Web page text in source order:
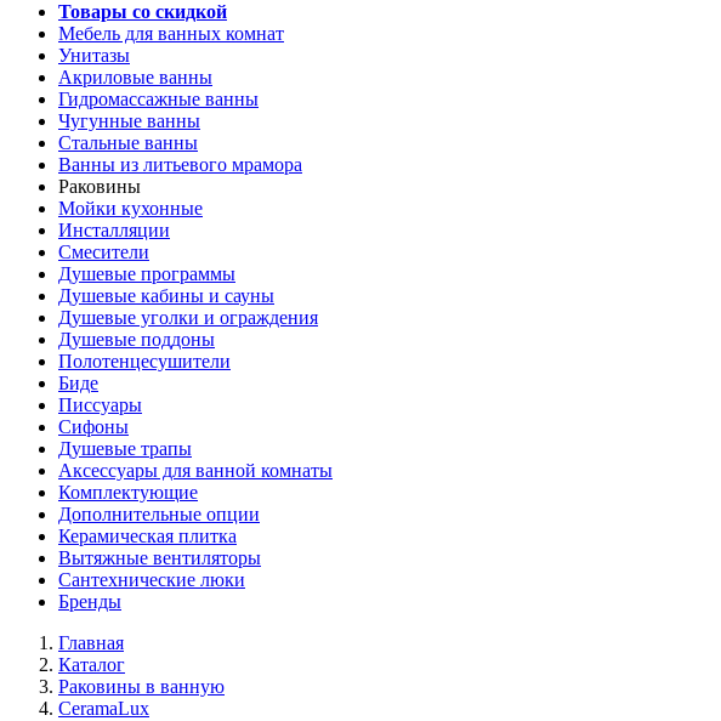
Товары со скидкой
Мебель для ванных комнат
Унитазы
Акриловые ванны
Гидромассажные ванны
Чугунные ванны
Стальные ванны
Ванны из литьевого мрамора
Раковины
Мойки кухонные
Инсталляции
Смесители
Душевые программы
Душевые кабины и сауны
Душевые уголки и ограждения
Душевые поддоны
Полотенцесушители
Биде
Писсуары
Сифоны
Душевые трапы
Аксессуары для ванной комнаты
Комплектующие
Дополнительные опции
Керамическая плитка
Вытяжные вентиляторы
Сантехнические люки
Бренды
Главная
Каталог
Раковины в ванную
CeramaLux